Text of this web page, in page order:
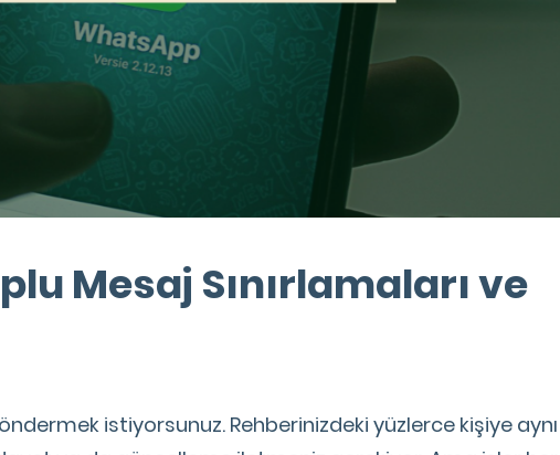
Mesaj Sınırlamaları ve
istiyorsunuz. Rehberinizdeki yüzlerce kişiye aynı